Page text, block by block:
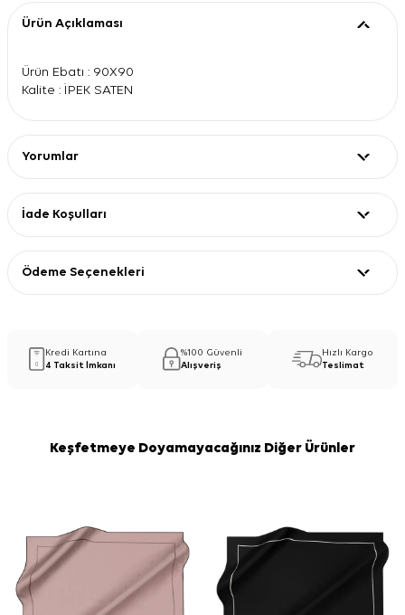
Ürün Açıklaması
Ürün Ebatı : 90X90
Kalite : İPEK SATEN
Yorumlar
İade Koşulları
Ödeme Seçenekleri
Kredi Kartına
4 Taksit İmkanı
%100 Güvenli
Alışveriş
Hızlı Kargo
Teslimat
Keşfetmeye Doyamayacağınız Diğer Ürünler